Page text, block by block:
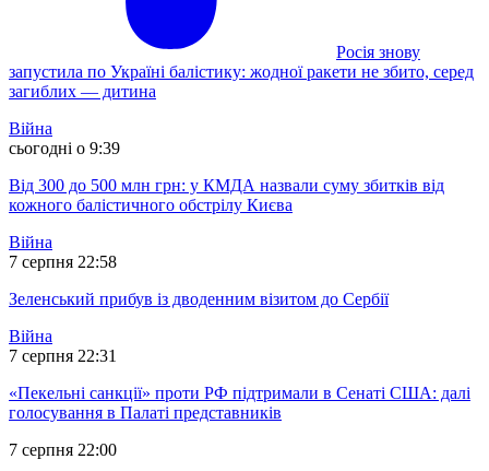
Росія знову
запустила по Україні балістику: жодної ракети не збито, серед
загиблих — дитина
Війна
сьогодні о 9:39
Від 300 до 500 млн грн: у КМДА назвали суму збитків від
кожного балістичного обстрілу Києва
Війна
7 серпня 22:58
Зеленський прибув із дводенним візитом до Сербії
Війна
7 серпня 22:31
«Пекельні санкції» проти РФ підтримали в Сенаті США: далі
голосування в Палаті представників
7 серпня 22:00